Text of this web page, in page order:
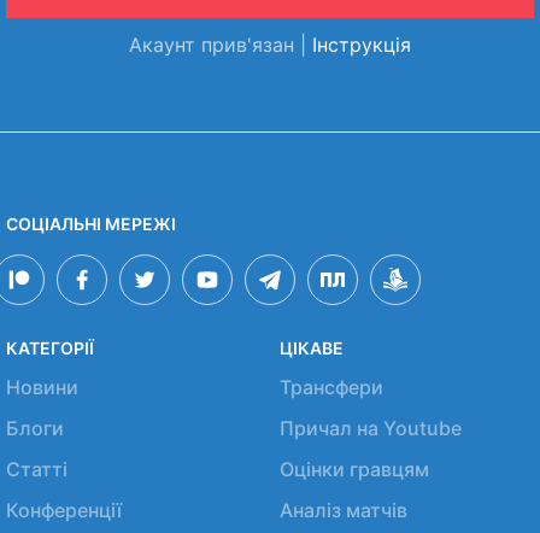
Акаунт прив'язан | Інструкція
СОЦІАЛЬНІ МЕРЕЖІ
КАТЕГОРІЇ
Новини
Блоги
Статті
Конференції
ЦІКАВЕ
Трансфери
Причал на Youtube
Оцінки гравцям
Аналіз матчів